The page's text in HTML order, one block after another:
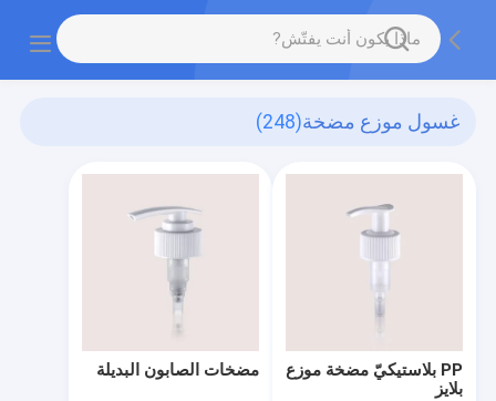
غسول موزع مضخة(248)
مضخات الصابون البديلة
PP بلاستيكيّ مضخة موزع
بلايز